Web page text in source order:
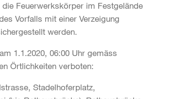
Feuerwerkskörper im Festgelände
Vorfalls mit einer Verzeigung
werden.
1.1.2020, 06:00 Uhr gemäss
Örtlichkeiten verboten:
Stadelhoferplatz,